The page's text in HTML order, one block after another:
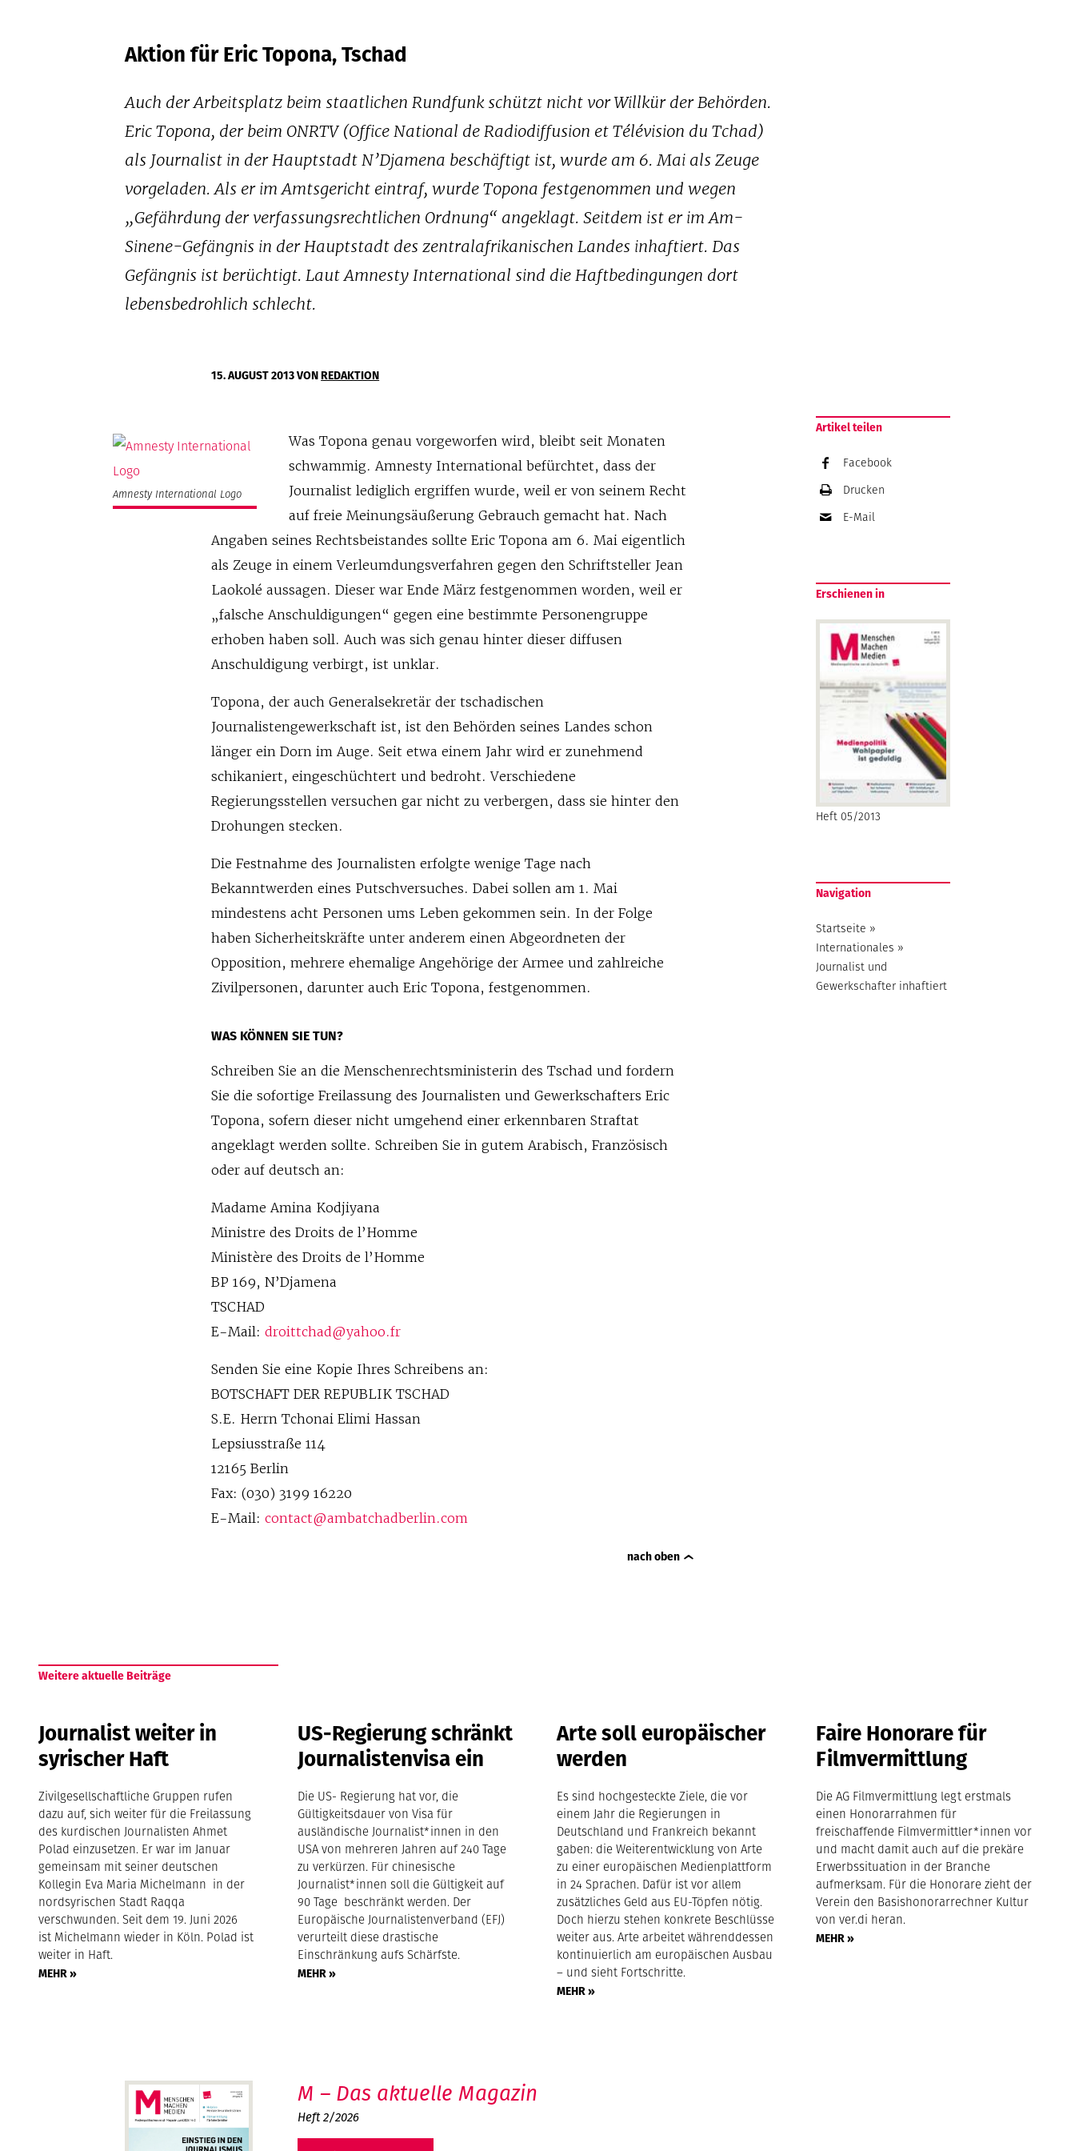
Aktion für Eric Topona, Tschad
Auch der Arbeitsplatz beim staatlichen Rundfunk schützt nicht vor Willkür der Behörden.
Eric Topona, der beim ONRTV (Office National de Radiodiffusion et Télévision du Tchad)
als Journalist in der Hauptstadt N’Djamena beschäftigt ist, wurde am 6. Mai als Zeuge
vorgeladen. Als er im Amtsgericht eintraf, wurde Topona festgenommen und wegen
„Gefährdung der verfassungsrechtlichen Ordnung“ angeklagt. Seitdem ist er im Am-
Sinene-Gefängnis in der Hauptstadt des zentralafrikanischen Landes inhaftiert. Das
Gefängnis ist berüchtigt. Laut Amnesty International sind die Haftbedingungen dort
lebensbedrohlich schlecht.
15. AUGUST 2013VON REDAKTION
Amnesty International Logo
Was Topona genau vorgeworfen wird, bleibt seit Monaten
schwammig. Amnesty International befürchtet, dass der
Journalist lediglich ergriffen wurde, weil er von seinem Recht
auf freie Meinungsäußerung Gebrauch gemacht hat. Nach
Angaben seines Rechtsbeistandes sollte Eric Topona am 6. Mai eigentlich
als Zeuge in einem Verleumdungsverfahren gegen den Schriftsteller Jean
Laokolé aussagen. Dieser war Ende März festgenommen worden, weil er
„falsche Anschuldigungen“ gegen eine bestimmte Personengruppe
erhoben haben soll. Auch was sich genau hinter dieser diffusen
Anschuldigung verbirgt, ist unklar.
Topona, der auch Generalsekretär der tschadischen
Journalistengewerkschaft ist, ist den Behörden seines Landes schon
länger ein Dorn im Auge. Seit etwa einem Jahr wird er zunehmend
schikaniert, eingeschüchtert und bedroht. Verschiedene
Regierungsstellen versuchen gar nicht zu verbergen, dass sie hinter den
Drohungen stecken.
Die Festnahme des Journalisten erfolgte wenige Tage nach
Bekanntwerden eines Putschversuches. Dabei sollen am 1. Mai
mindestens acht Personen ums Leben gekommen sein. In der Folge
haben Sicherheitskräfte unter anderem einen Abgeordneten der
Opposition, mehrere ehemalige Angehörige der Armee und zahlreiche
Zivilpersonen, darunter auch Eric Topona, festgenommen.
WAS KÖNNEN SIE TUN?
Schreiben Sie an die Menschenrechtsministerin des Tschad und fordern
Sie die sofortige Freilassung des Journalisten und Gewerkschafters Eric
Topona, sofern dieser nicht umgehend einer erkennbaren Straftat
angeklagt werden sollte. Schreiben Sie in gutem Arabisch, Französisch
oder auf deutsch an:
Madame Amina Kodjiyana
Ministre des Droits de l’Homme
Ministère des Droits de l’Homme
BP 169, N’Djamena
TSCHAD
E-Mail:droittchad@yahoo.fr
Senden Sie eine Kopie Ihres Schreibens an:
BOTSCHAFT DER REPUBLIK TSCHAD
S.E. Herrn Tchonai Elimi Hassan
Lepsiusstraße 114
12165 Berlin
Fax: (030) 3199 16220
E-Mail:contact@ambatchadberlin.com
nach oben
Artikel teilen
Facebook
Drucken
E-Mail
Erschienen in
Heft 05/2013
Navigation
Startseite »
Internationales »
Journalist und
Gewerkschafter inhaftiert
Weitere aktuelle Beiträge
Journalist weiter in
syrischer Haft
Zivilgesellschaftliche Gruppen rufen
dazu auf, sich weiter für die Freilassung
des kurdischen Journalisten Ahmet
Polad einzusetzen. Er war im Januar
gemeinsam mit seiner deutschen
Kollegin Eva Maria Michelmann in der
nordsyrischen Stadt Raqqa
verschwunden. Seit dem 19. Juni 2026
ist Michelmann wieder in Köln. Polad ist
weiter in Haft.
MEHR »
US-Regierung schränkt
Journalistenvisa ein
Die US- Regierung hat vor, die
Gültigkeitsdauer von Visa für
ausländische Journalist*innen in den
USA von mehreren Jahren auf 240 Tage
zu verkürzen. Für chinesische
Journalist*innen soll die Gültigkeit auf
90 Tage beschränkt werden. Der
Europäische Journalistenverband (EFJ)
verurteilt diese drastische
Einschränkung aufs Schärfste.
MEHR »
Arte soll europäischer
werden
Es sind hochgesteckte Ziele, die vor
einem Jahr die Regierungen in
Deutschland und Frankreich bekannt
gaben: die Weiterentwicklung von Arte
zu einer europäischen Medienplattform
in 24 Sprachen. Dafür ist vor allem
zusätzliches Geld aus EU-Töpfen nötig.
Doch hierzu stehen konkrete Beschlüsse
weiter aus. Arte arbeitet währenddessen
kontinuierlich am europäischen Ausbau
– und sieht Fortschritte.
MEHR »
Faire Honorare für
Filmvermittlung
Die AG Filmvermittlung legt erstmals
einen Honorarrahmen für
freischaffende Filmvermittler*innen vor
und macht damit auch auf die prekäre
Erwerbssituation in der Branche
aufmerksam. Für die Honorare zieht der
Verein den Basishonorarrechner Kultur
von ver.di heran.
MEHR »
M – Das aktuelle Magazin
Heft 2/2026